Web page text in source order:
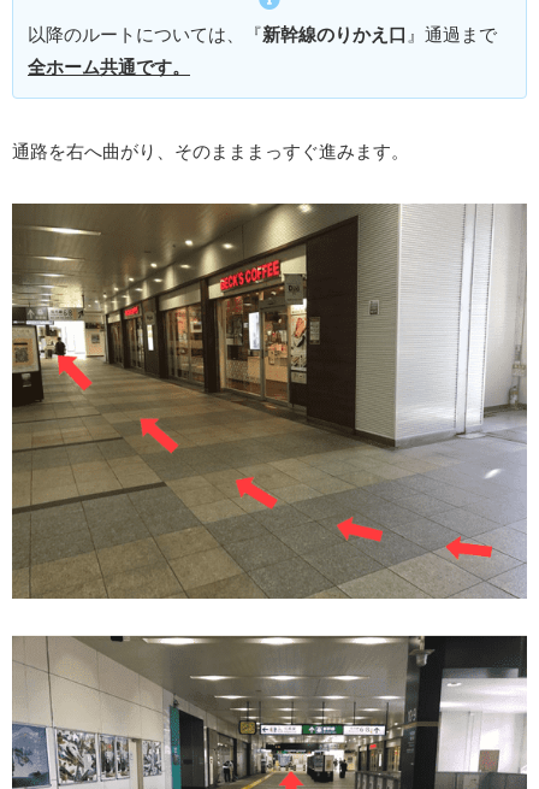
以降のルートについては、『新幹線のりかえ口 』通過まで
全ホーム共通です。
通路を右へ曲がり、そのまままっすぐ進みます。